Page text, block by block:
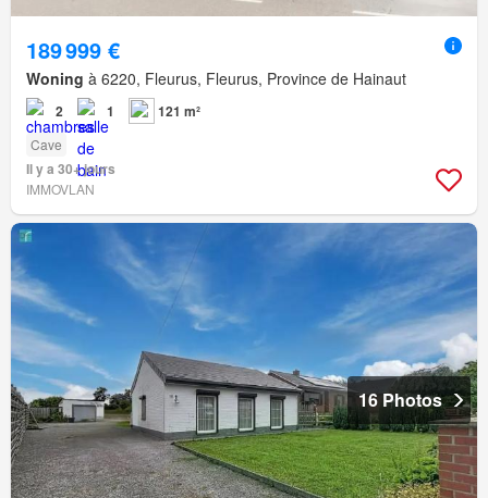
189 999 €
Woning à 6220, Fleurus, Fleurus, Province de Hainaut
2 1 121 m²
Cave
Il y a 30+ jours
IMMOVLAN
16 Photos